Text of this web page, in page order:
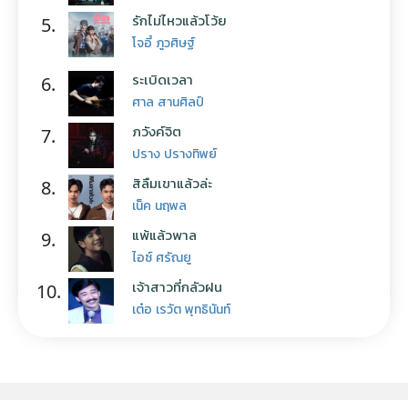
5. รักไม่ไหวแล้วโว้ย
โจอี้ ภูวศิษฐ์
6. ระเบิดเวลา
ศาล สานศิลป์
7. ภวังค์จิต
ปราง ปรางทิพย์
8. สิลืมเขาแล้วล่ะ
เน็ค นฤพล
9. แพ้แล้วพาล
ไอซ์ ศรัณยู
10. เจ้าสาวที่กลัวฝน
เต๋อ เรวัต พุทธินันท์